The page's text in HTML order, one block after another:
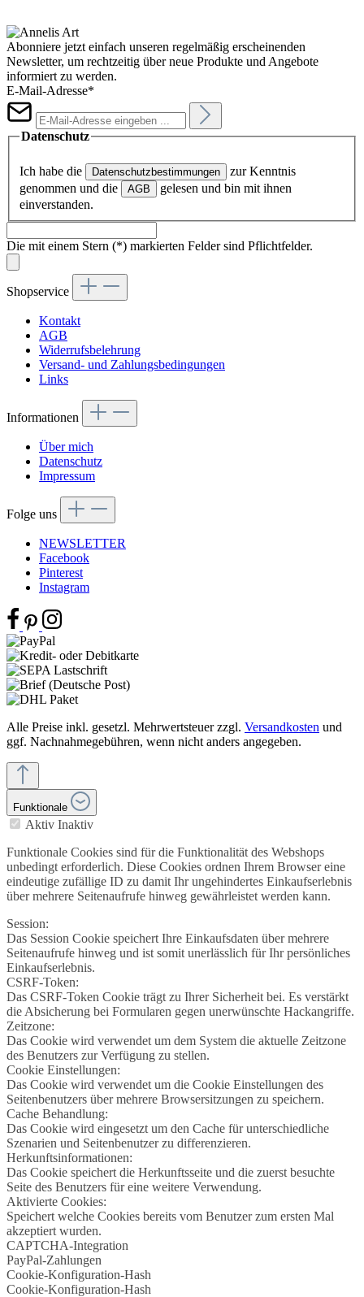
Abonniere jetzt einfach unseren regelmäßig erscheinenden
Newsletter, um rechtzeitig über neue Produkte und Angebote
informiert zu werden.
E-Mail-Adresse*
Datenschutz
Ich habe die Datenschutzbestimmungen
zur Kenntnis
genommen und die
AGB
gelesen und bin mit ihnen
einverstanden.
Die mit einem Stern (*) markierten Felder sind Pflichtfelder.
Shopservice
Kontakt
AGB
Widerrufsbelehrung
Versand- und Zahlungsbedingungen
Links
Informationen
Über mich
Datenschutz
Impressum
Folge uns
NEWSLETTER
Facebook
Pinterest
Instagram
Alle Preise inkl. gesetzl. Mehrwertsteuer zzgl. Versandkosten und
ggf. Nachnahmegebühren, wenn nicht anders angegeben.
Funktionale
Aktiv Inaktiv
Funktionale Cookies sind für die Funktionalität des Webshops
unbedingt erforderlich. Diese Cookies ordnen Ihrem Browser eine
eindeutige zufällige ID zu damit Ihr ungehindertes Einkaufserlebnis
über mehrere Seitenaufrufe hinweg gewährleistet werden kann.
Session:
Das Session Cookie speichert Ihre Einkaufsdaten über mehrere
Seitenaufrufe hinweg und ist somit unerlässlich für Ihr persönliches
Einkaufserlebnis.
CSRF-Token:
Das CSRF-Token Cookie trägt zu Ihrer Sicherheit bei. Es verstärkt
die Absicherung bei Formularen gegen unerwünschte Hackangriffe.
Zeitzone:
Das Cookie wird verwendet um dem System die aktuelle Zeitzone
des Benutzers zur Verfügung zu stellen.
Cookie Einstellungen:
Das Cookie wird verwendet um die Cookie Einstellungen des
Seitenbenutzers über mehrere Browsersitzungen zu speichern.
Cache Behandlung:
Das Cookie wird eingesetzt um den Cache für unterschiedliche
Szenarien und Seitenbenutzer zu differenzieren.
Herkunftsinformationen:
Das Cookie speichert die Herkunftsseite und die zuerst besuchte
Seite des Benutzers für eine weitere Verwendung.
Aktivierte Cookies:
Speichert welche Cookies bereits vom Benutzer zum ersten Mal
akzeptiert wurden.
CAPTCHA-Integration
PayPal-Zahlungen
Cookie-Konfiguration-Hash
Cookie-Konfiguration-Hash